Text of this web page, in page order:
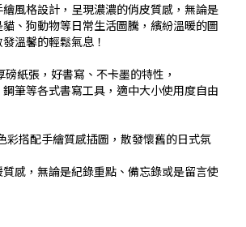
風格設計，呈現濃濃的俏皮質感，無論是
、狗動物等日常生活圖騰，繽紛溫暖的圖
溫馨的輕鬆氣息！
紙張，好書寫、不卡墨的特性，
筆等各式書寫工具，適中大小使用度自由
彩搭配手繪質感插圖，散發懷舊的日式氛
感，無論是紀錄重點、備忘錄或是留言使